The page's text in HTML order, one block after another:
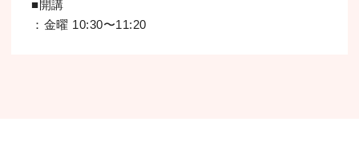
■開講
：⾦曜 10:30〜11:20